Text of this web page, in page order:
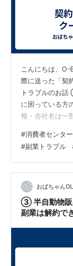
こんにちは、O-
際に送った「契
トラブルのお
に困っている方
報・会社名は
和◯年◯月◯日
上記契約につい
ここに経緯を簡
（読み飛ばして
トに掲載されて
別の公式LINE
#消費者センター
#副業トラブル
おばちゃん
③ 半自動物販
副業は解約で